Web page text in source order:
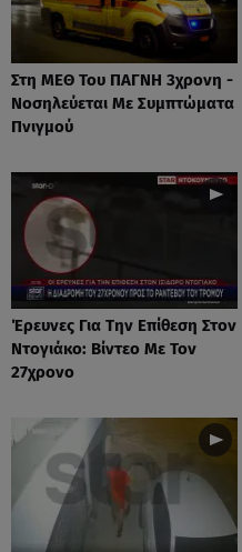
Στη ΜΕΘ Του ΠΑΓΝΗ 3χρονη -
Νοσηλεύεται Με Συμπτώματα
Πνιγμού
Έρευνες Για Την Επίθεση Στον
Ντογιάκο: Βίντεο Με Τον
27χρονο